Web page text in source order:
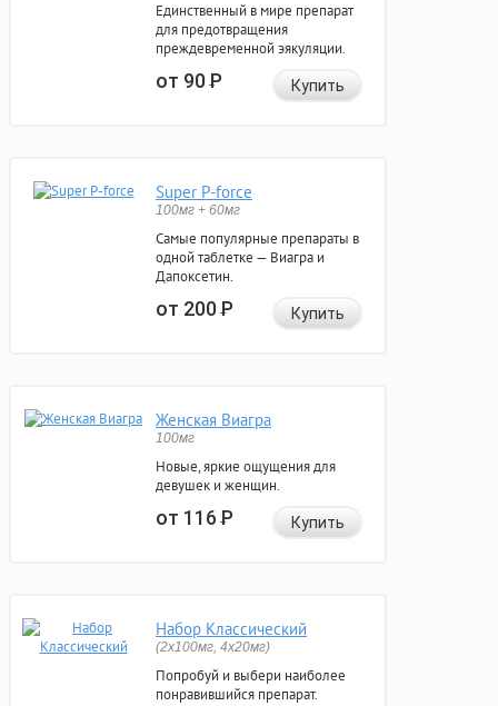
Единственный в мире препарат
для предотвращения
преждевременной эякуляции.
от 90Р Купить
Super P-force
100мг + 60мг
Самые популярные препараты в
одной таблетке — Виагра и
Дапоксетин.
от 200Р Купить
Женская Виагра
100мг
Новые, яркие ощущения для
девушек и женщин.
от 116Р Купить
Набор Классический
(2x100мг, 4x20мг)
Попробуй и выбери наиболее
понравившийся препарат.